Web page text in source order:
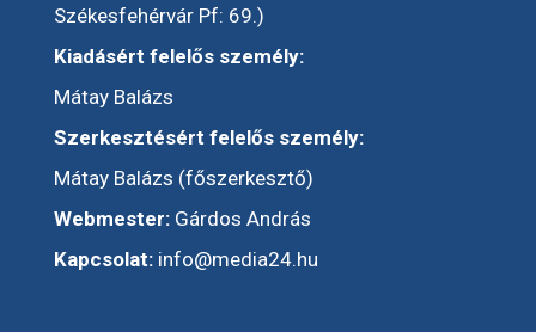
Székesfehérvár Pf: 69.)
Kiadásért felelős személy:
Mátay Balázs
Szerkesztésért felelős személy:
Mátay Balázs (főszerkesztő)
Webmester:Gárdos András
Kapcsolat: info@media24.hu